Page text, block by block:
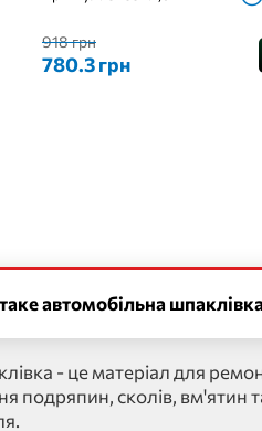
918 грн
780.3 грн
автомобільна
- це матеріал для
подряпин, сколів, вм'ятин